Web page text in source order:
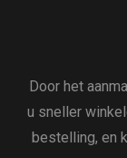
Door het
u sneller
bestelling, en